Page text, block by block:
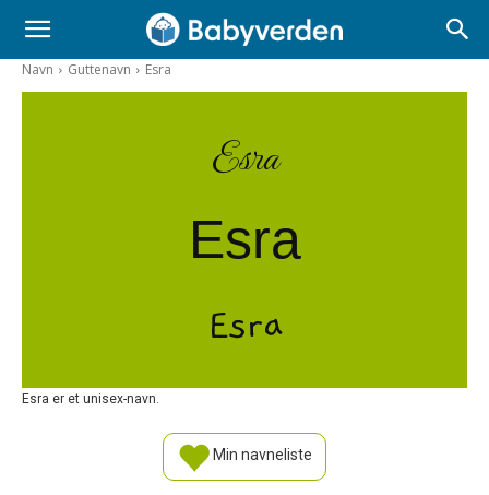
Navn Guttenavn Esra
Esra
Esra
Esra
Esra er et unisex-navn.
Min navneliste